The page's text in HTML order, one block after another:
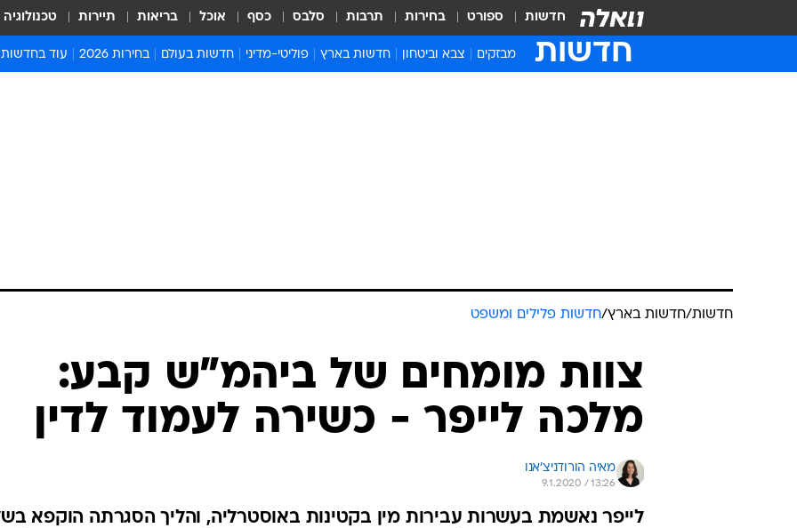
חדשות ספורט בחירות תרבות סלבס כסף אוכל בריאות תיירות טכנולוגיה
חדשות מבזקים צבא וביטחון חדשות בארץ פוליטי-מדיני חדשות בעולם בחירות 2026 עוד בחדשות
חדשות
המייל האדום
חדשות/חדשות בארץ/חדשות פלילים ומשפט
צוות מומחים של ביהמ"ש קבע:
מלכה לייפר - כשירה לעמוד לדין
מאיה הורודניצ'אנו
9.1.2020 / 13:26
לייפר נאשמת בעשרות עבירות מין בקטינות באוסטרליה, והליך הסגרתה הוקפא